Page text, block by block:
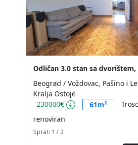
Beograd / Voždovac, Pašino i
Kralja Ostoje
230000€
61m²
renoviran
Sprat: 1 / 2